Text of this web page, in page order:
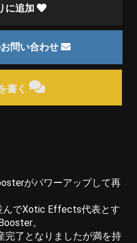
に追加
問い合わせ
書く
がパワーアップして再
んでXotic Effects代表とす
。
完了となりましたが満を持